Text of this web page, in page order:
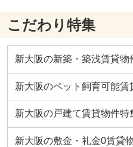
こだわり特集
新大阪の新築・築浅賃貸物
新大阪のペット飼育可能賃
新大阪の戸建て賃貸物件特
新大阪の敷金・礼金0賃貸